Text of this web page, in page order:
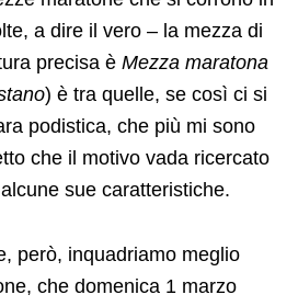
a dire il vero – la mezza di
precisa è Mezza maratona
) è tra quelle, se così ci si
podistica, che più mi sono
che il motivo vada ricercato
sue caratteristiche.
però, inquadriamo meglio
che domenica 1 marzo